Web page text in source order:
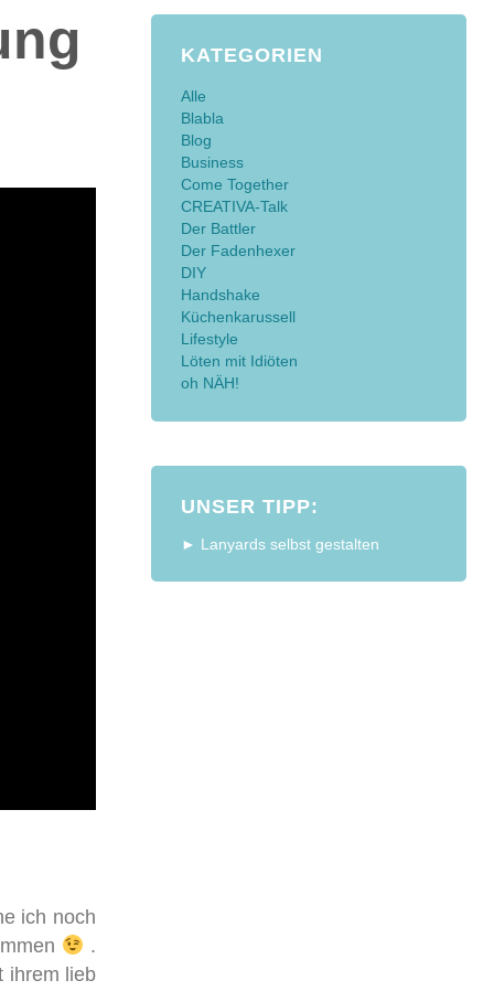
ich noch
.
ihrem lieb
KATEGORIEN
Alle
Blabla
Blog
Business
Come Together
CREATIVA-Talk
Der Battler
Der Fadenhexer
DIY
Handshake
Küchenkarussell
Lifestyle
Löten mit Idiöten
oh NÄH!
UNSER TIPP:
► Lanyards selbst gestalten